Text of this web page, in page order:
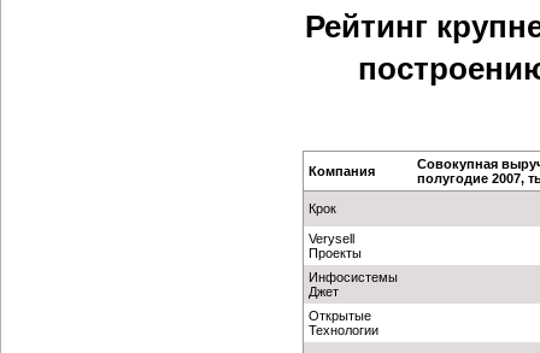
Рейтинг
Компания
Совокупная
полугодие 2007,
Крок
Verysell
Проекты
Инфосистемы
Джет
Открытые
Технологии